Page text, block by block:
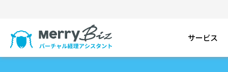
サービス